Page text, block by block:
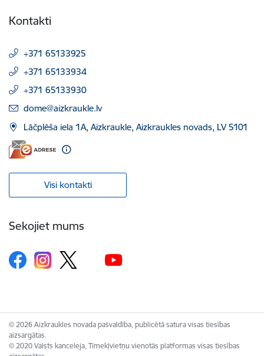
Kontakti
+371 65133925
+371 65133934
+371 65133930
E-pasts:
dome@aizkraukle.lv
Lāčplēša iela 1A, Aizkraukle, Aizkraukles novads, LV 5101
Visi kontakti
Sekojiet mums
© 2026 Aizkraukles novada pašvaldība, publicētā satura visas tiesības
aizsargātas.
© 2020 Valsts kanceleja, Tīmekļvietņu vienotās platformas visas tiesības